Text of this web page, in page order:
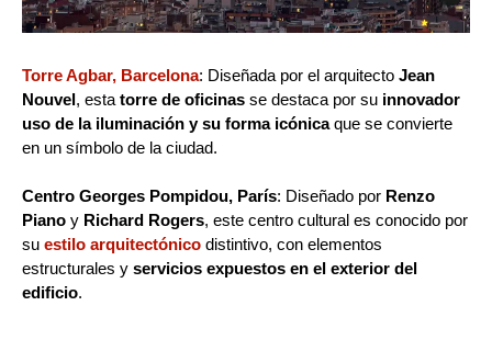
Torre Agbar, Barcelona: Diseñada por el arquitecto Jean
Nouvel, esta torre de oficinas se destaca por su innovador
uso de la iluminación y su forma icónicaque se convierte
en un símbolo de la ciudad.
Centro Georges Pompidou, París: Diseñado por Renzo
Piano y Richard Rogers, este centro cultural es conocido por
su estilo arquitectónico distintivo, con elementos
estructurales y servicios expuestos en el exterior del
edificio.